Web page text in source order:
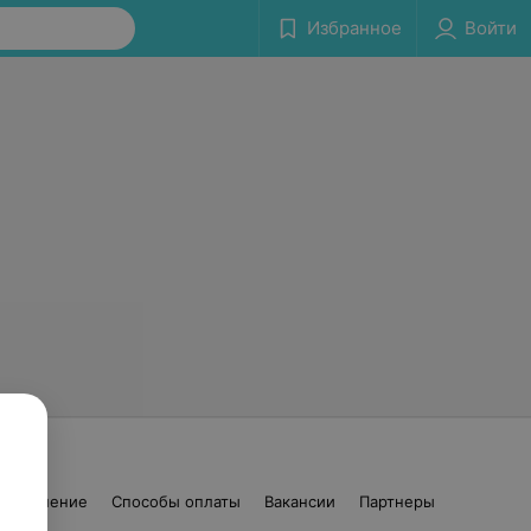
Избранное Войти
Способы оплаты Вакансии
Партнеры